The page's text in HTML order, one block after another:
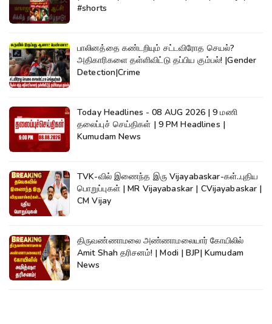
#shorts
பாலினத்தை கண்டறியும் சட்டவிரோத செயல்?
அதிகாரிகளை தள்ளிவிட்டு தப்பிய கும்பல்! |Gender
Detection|Crime
Today Headlines - 08 AUG 2026 | 9 மணி
தலைப்புச் செய்திகள் | 9 PM Headlines |
Kumudam News
TVK-வில் இணைந்த இரு Vijayabaskar-கள்..புதிய
பொறுப்புகள் | MR Vijayabaskar | CVijayabaskar |
CM Vijay
திருவண்ணாமலை அண்ணாமலையார் கோயிலில்
Amit Shah தரிசனம்! | Modi | BJP| Kumudam
News